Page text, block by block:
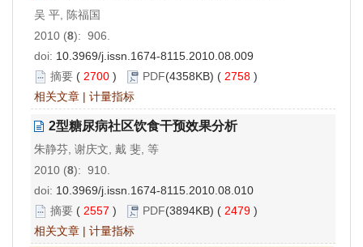
吴 平, 陈福国
2010 (8): 906.
doi: 10.3969/j.issn.1674-8115.2010.08.009
摘要 ( 2700 ) PDF(4358KB) ( 2758 )
相关文章 | 计量指标
2型糖尿病社区饮食干预效果分析
朱静芬, 谢庆文, 戴 斐, 等
2010 (8): 910.
doi: 10.3969/j.issn.1674-8115.2010.08.010
摘要 ( 2557 ) PDF(3894KB) ( 2479 )
相关文章 | 计量指标